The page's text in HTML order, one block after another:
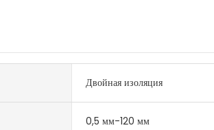
Двойная изоляция
0,5 мм-120 мм